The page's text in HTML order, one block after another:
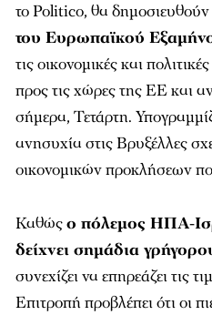
το Politico, θα
του Ευρωπαϊκού
τις οικονομικές και
προς τις χώρες της ΕΕ και
σήμερα, Τετάρτη.
ανησυχία στις Βρυξέλλες
οικονομικών προκλήσεων
Καθώςο πόλεμος ΗΠΑ-
δείχνει σημάδια
συνεχίζει να επηρεάζει τις
Επιτροπή προβλέπει ότι οι